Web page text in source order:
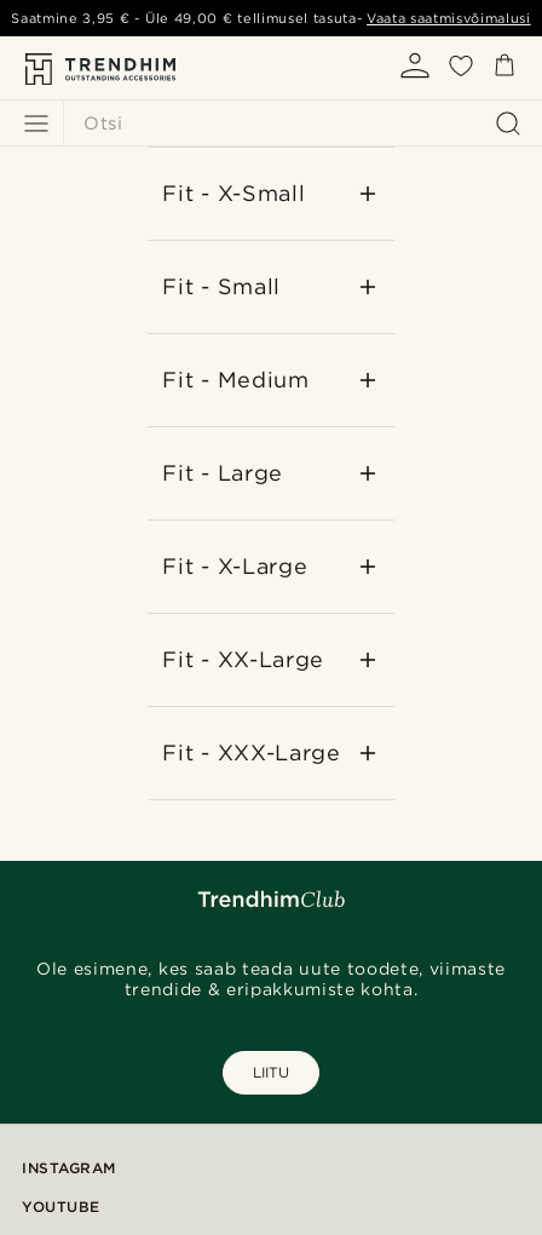
Otsi
Saatmine3,95 € - Üle 49,00 € tellimusel tasuta-Vaata saatmisvõimalusi
Fit - X-Small
Fit - Small
Fit - Medium
Fit - Large
Fit - X-Large
Fit - XX-Large
Fit - XXX-Large
Ole esimene, kes saab teada uute toodete, viimaste
trendide & eripakkumiste kohta.
LIITU
INSTAGRAM
YOUTUBE